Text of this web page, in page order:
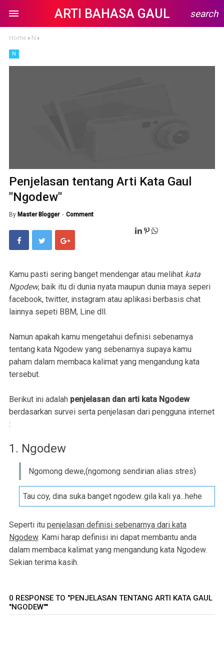
ARTI BAHASA GAUL search
Home › N ›
N
Penjelasan tentang Arti Kata Gaul
"Ngodew"
By Master Blogger Comment
Kamu pasti sering banget mendengar atau melihat kata
Ngodew, baik itu di dunia nyata maupun dunia maya seperi
facebook, twitter, instagram atau aplikasi berbasis chat
lainnya sepeti BBM, Line dll.
Namun apakah kamu mengetahui definisi sebenarnya
tentang kata Ngodew yang sebenarnya supaya kamu
paham dalam membaca kalimat yang mengandung kata
tersebut.
Berikut ini adalah penjelasan dan arti kata Ngodew
berdasarkan survei serta penjelasan dari pengguna internet
:
1. Ngodew
Ngomong dewe,(ngomong sendirian alias stres)
Tau coy, dina suka banget ngodew..gila kali ya...hehe
Seperti itu penjelasan definisi sebenarnya dari kata
Ngodew. Kami harap definisi ini dapat membantu anda
dalam membaca kalimat yang mengandung kata Ngodew.
Sekian terima kasih.
0 RESPONSE TO "PENJELASAN TENTANG ARTI KATA GAUL
"NGODEW""